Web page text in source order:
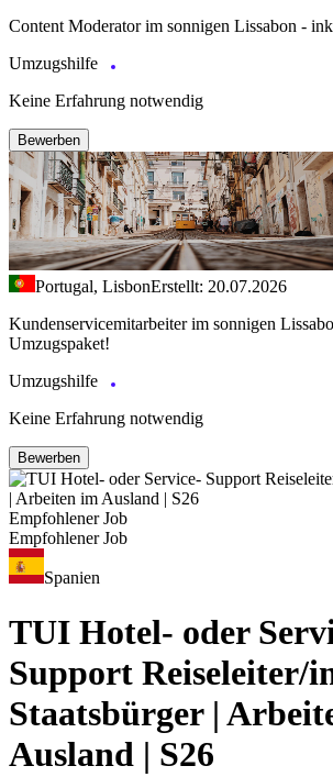
Content Moderator im sonnigen Lissabon -
Umzugshilfe
Keine Erfahrung notwendig
Bewerben
Portugal, LisbonErstellt: 20.07.2026
Kundenservicemitarbeiter im sonnigen
Umzugspaket!
Umzugshilfe
Keine Erfahrung notwendig
Bewerben
Empfohlener Job
Empfohlener Job
Spanien
TUI Hotel- oder
Support Reiseleiter/
Staatsbürger |
Ausland | S26